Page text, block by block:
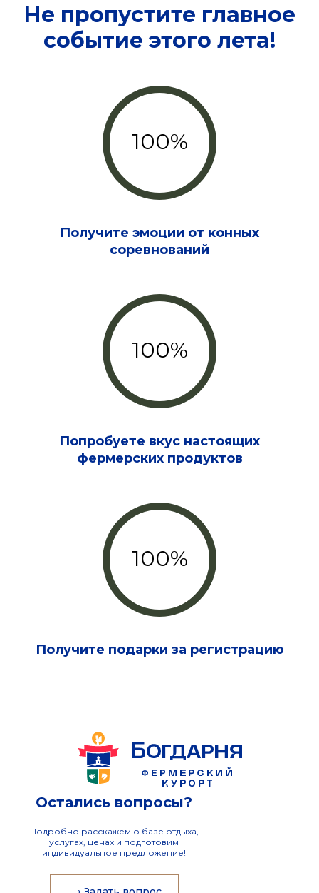
Не пропустите главное
событие этого лета!
100%
Получите эмоции от конных
соревнований
100%
Попробуете вкус настоящих
фермерских продуктов
100%
Получите подарки за регистрацию
Остались вопросы?
Подробно расскажем о базе отдыха,
услугах, ценах и подготовим
индивидуальное предложение!